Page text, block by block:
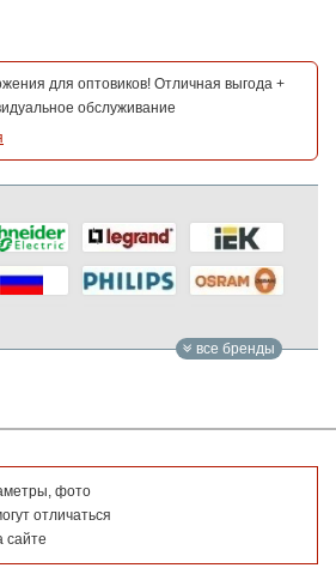
для оптовиков! Отличная выгода +
обслуживание
все бренды
фото
отличаться
сайте